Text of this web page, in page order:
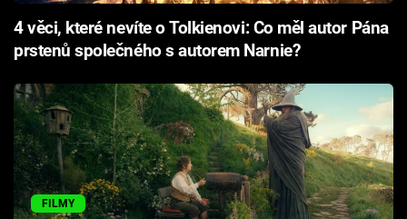
4 věci, které nevíte o Tolkienovi: Co měl autor Pána
prstenů společného s autorem Narnie?
FILMY